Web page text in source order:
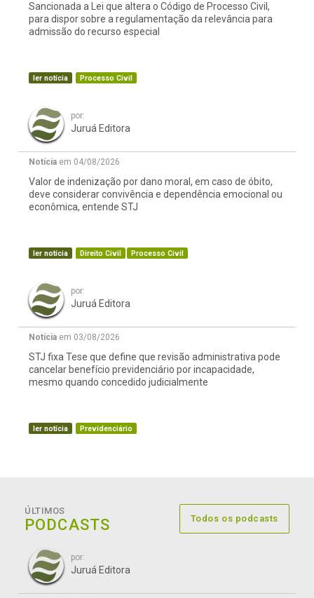
Sancionada a Lei que altera o Código de Processo Civil,
para dispor sobre a regulamentação da relevância para
admissão do recurso especial
ler notícia Processo Civil
por:
Juruá Editora
Notícia em 04/08/2026
Valor de indenização por dano moral, em caso de óbito,
deve considerar convivência e dependência emocional ou
econômica, entende STJ
ler notícia Direito Civil Processo Civil
por:
Juruá Editora
Notícia em 03/08/2026
STJ fixa Tese que define que revisão administrativa pode
cancelar benefício previdenciário por incapacidade,
mesmo quando concedido judicialmente
ler notícia Previdenciário
ÚLTIMOS
PODCASTS Todos os podcasts
por:
Juruá Editora